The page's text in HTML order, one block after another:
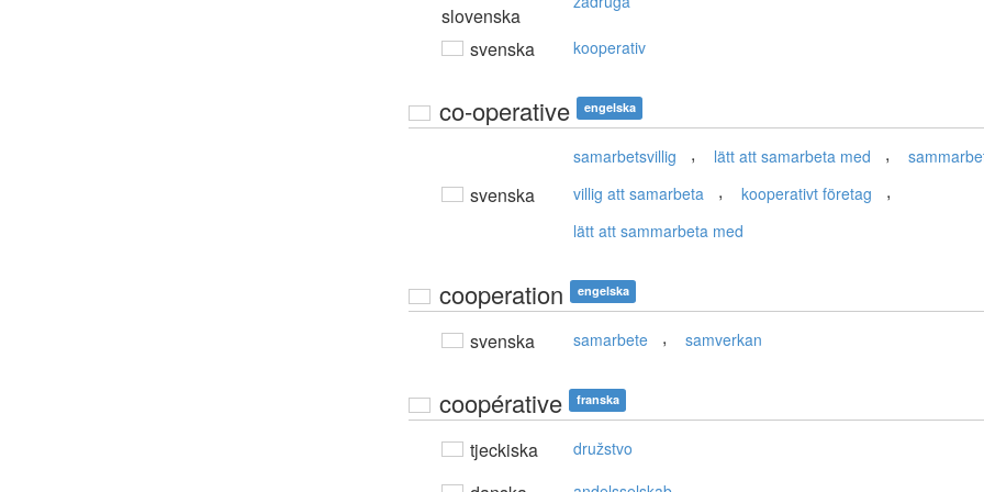
slovenska
svenska kooperativ
co-operative engelska
svenska
samarbetsvillig , lätt att samarbeta med ,
villig att samarbeta , kooperativt företag ,
lätt att sammarbeta med
cooperation engelska
svenska samarbete , samverkan
coopérative franska
tjeckiska družstvo